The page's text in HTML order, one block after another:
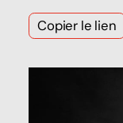
Copier le lien